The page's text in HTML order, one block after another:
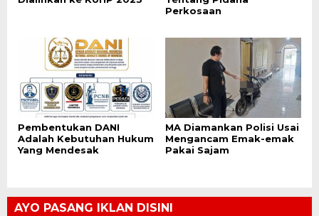
Perkosaan
Pembentukan DANI
Adalah Kebutuhan Hukum
Yang Mendesak
MA Diamankan Polisi Usai
Mengancam Emak-emak
Pakai Sajam
AYO PASANG IKLAN DISINI